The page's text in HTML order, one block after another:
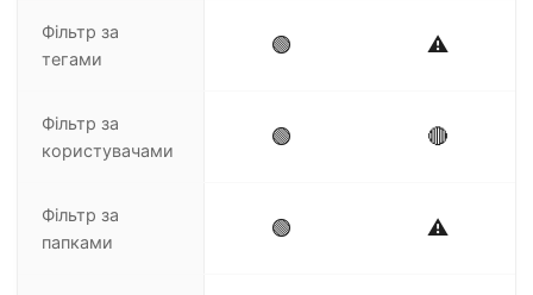
Фільтр за
тегами
🟢 ⚠️
Фільтр за
користувачами
🟢 🔴
Фільтр за
папками
🟢 ⚠️